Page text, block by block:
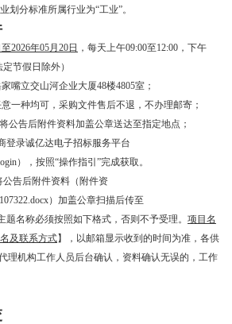
划分标准所属行业为“工业”。
至2026年05月 20日 ，每天上午09:00至12:00，下午
节假日除外）
嘴立交山河企业大厦48楼4805室；
一种均可，采购文件售后不退，不办理邮寄；
公告后附件资料加盖公章送达至指定地点；
登录诚亿达电子招标服务平台
），按照“操作指引”完成获取。
公告后附件资料（附件资
）加盖公章扫描后传至
题名称必须按照如下格式，否则不予受理。 项目名
及联系方式】，以邮箱显示收到的时间为准，各供
理机构工作人员后台确认，资料确认无误的，工作